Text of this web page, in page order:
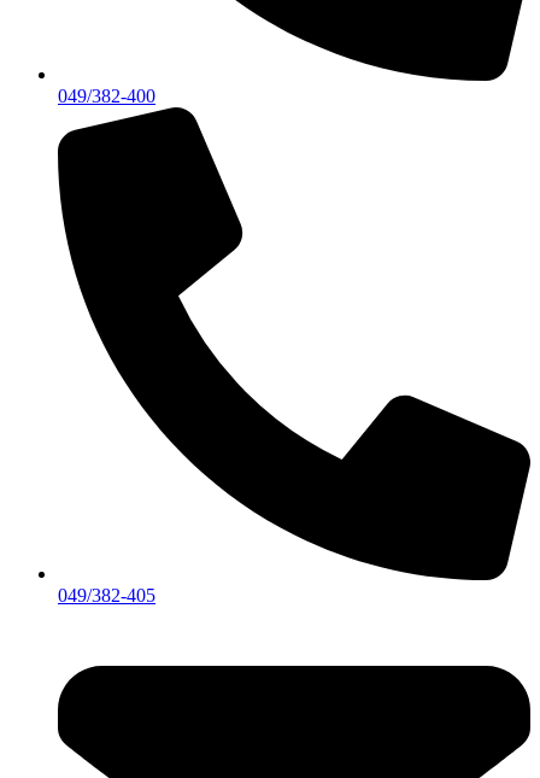
049/382-400
049/382-405